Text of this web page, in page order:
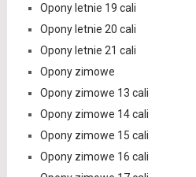
Opony letnie 19 cali
Opony letnie 20 cali
Opony letnie 21 cali
Opony zimowe
Opony zimowe 13 cali
Opony zimowe 14 cali
Opony zimowe 15 cali
Opony zimowe 16 cali